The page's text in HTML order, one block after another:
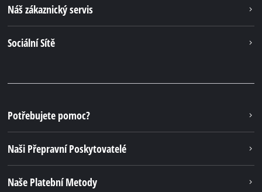
Náš zákaznický servis
Sociální Sítě
Potřebujete pomoc?
Naši Přepravní Poskytovatelé
Naše Platební Metody